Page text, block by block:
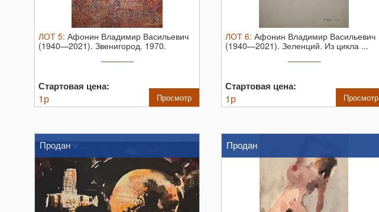
ЛОТ 5: Афонин Владимир Васильевич
(1940—2021). Звенигород. 1970.
Стартовая цена:
1р Просмотр
ЛОТ 6: Афонин Владимир Васильевич
(1940—2021). Зеленций. Из цикла ...
Стартовая цена:
1р Просмотр
Продан Продан